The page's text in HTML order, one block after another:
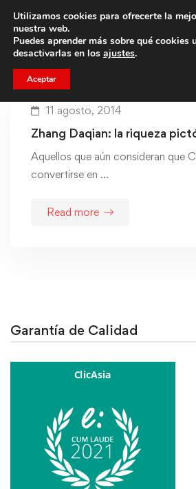
Trae a un amigo y llevaos un total
11 agosto, 2014
Zhang Daqian: la riqueza
Aquellos que aún consideran que
convertirse en …
Read more
Garantía de Calidad
Utilizamos cookies para ofrecerte la
nuestra web.
Puedes aprender más sobre qué cookies
desactivarlas en los ajustes.
Aceptar